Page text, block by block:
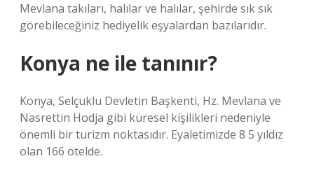
Mevlana takıları, halılar ve halılar, şehirde sık sık
görebileceğiniz hediyelik eşyalardan bazılarıdır.
Konya ne ile tanınır?
Konya, Selçuklu Devletin Başkenti, Hz. Mevlana ve
Nasrettin Hodja gibi küresel kişilikleri nedeniyle
önemli bir turizm noktasıdır. Eyaletimizde 8 5 yıldız
olan 166 otelde.